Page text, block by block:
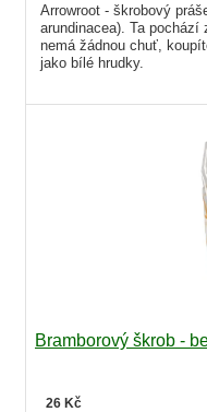
Arrowroot - škrobový
arundinacea). Ta pochází
nemá žádnou chuť,
jako bílé hrudky.
Bramborový škrob -
26 Kč